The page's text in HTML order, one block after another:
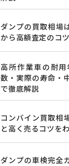
ダンプの買取相場
から高額査定のコ
高所作業車の耐
数・実際の寿命・
で徹底解説
コンバイン買取相
と高く売るコツを
ダンプの車検完全